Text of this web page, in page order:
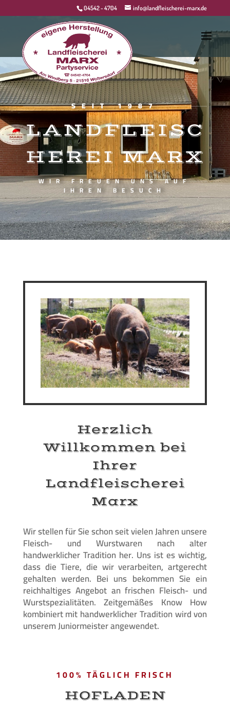
04542 - 4704 info@landfleischerei-marx.de
SEIT 1987
LANDFLEISC
HEREI MARX
WIR FREUEN UNS AUF
IHREN BESUCH
Herzlich
Willkommen bei
Ihrer
Landfleischerei
Marx
Wir stellen für Sie schon seit vielen Jahren unsere
Fleisch- und Wurstwaren nach alter
handwerklicher Tradition her. Uns ist es wichtig,
dass die Tiere, die wir verarbeiten, artgerecht
gehalten werden. Bei uns bekommen Sie ein
reichhaltiges Angebot an frischen Fleisch- und
Wurstspezialitäten. Zeitgemäßes Know How
kombiniert mit handwerklicher Tradition wird von
unserem Juniormeister angewendet.
100% TÄGLICH FRISCH
HOFLADEN